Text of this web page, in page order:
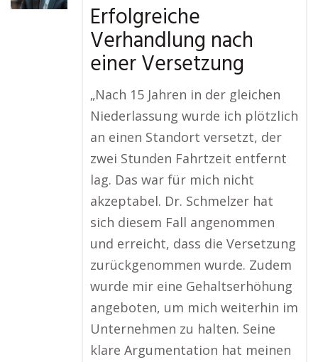
Erfolgreiche
Verhandlung nach
einer Versetzung
„Nach 15 Jahren in der gleichen
Niederlassung wurde ich plötzlich
an einen Standort versetzt, der
zwei Stunden Fahrtzeit entfernt
lag. Das war für mich nicht
akzeptabel. Dr. Schmelzer hat
sich diesem Fall angenommen
und erreicht, dass die Versetzung
zurückgenommen wurde. Zudem
wurde mir eine Gehaltserhöhung
angeboten, um mich weiterhin im
Unternehmen zu halten. Seine
klare Argumentation hat meinen